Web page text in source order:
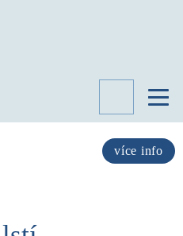
více info